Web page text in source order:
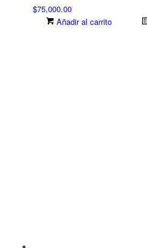
$75,000.00
Añadir al carrito